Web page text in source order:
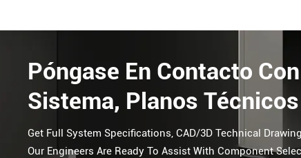
Póngase En Contacto
Sistema, Planos
Get Full System Specifications, CAD/3D Technical
Our Engineers Are Ready To Assist With Component